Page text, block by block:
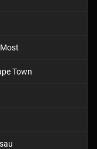
Town